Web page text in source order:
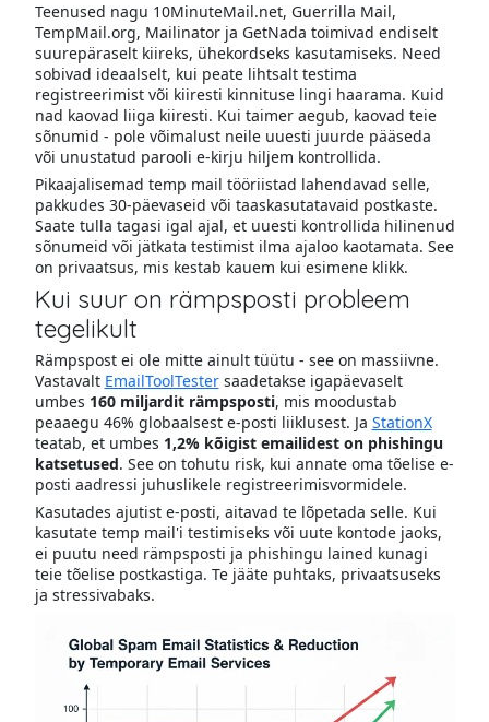
Teenused nagu 10MinuteMail.net, Guerrilla Mail,
TempMail.org, Mailinator ja GetNada toimivad endiselt
suurepäraselt kiireks, ühekordseks kasutamiseks. Need
sobivad ideaalselt, kui peate lihtsalt testima
registreerimist või kiiresti kinnituse lingi haarama. Kuid
nad kaovad liiga kiiresti. Kui taimer aegub, kaovad teie
sõnumid - pole võimalust neile uuesti juurde pääseda
või unustatud parooli e-kirju hiljem kontrollida.
Pikaajalisemad temp mail tööriistad lahendavad selle,
pakkudes 30-päevaseid või taaskasutatavaid postkaste.
Saate tulla tagasi igal ajal, et uuesti kontrollida hilinenud
sõnumeid või jätkata testimist ilma ajaloo kaotamata. See
on privaatsus, mis kestab kauem kui esimene klikk.
Kui suur on rämpsposti probleem
tegelikult
Rämpspost ei ole mitte ainult tüütu - see on massiivne.
Vastavalt EmailToolTestersaadetakse igapäevaselt
umbes 160 miljardit rämpsposti, mis moodustab
peaaegu 46% globaalsest e-posti liiklusest. Ja StationX
teatab, et umbes 1,2% kõigist emailidest on phishingu
katsetused. See on tohutu risk, kui annate oma tõelise e-
posti aadressi juhuslikele registreerimisvormidele.
Kasutades ajutist e-posti, aitavad te lõpetada selle. Kui
kasutate temp mail'i testimiseks või uute kontode jaoks,
ei puutu need rämpsposti ja phishingu lained kunagi
teie tõelise postkastiga. Te jääte puhtaks, privaatsuseks
ja stressivabaks.